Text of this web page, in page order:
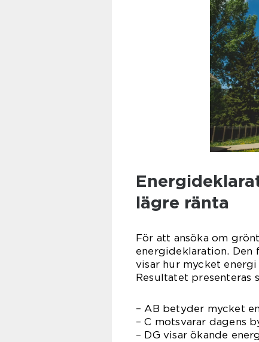
lägre ränta
För att ansöka om
energideklaration.
visar hur mycket
Resultatet presenteras
– AB betyder mycket
– C motsvarar dagens
– DG visar ökande